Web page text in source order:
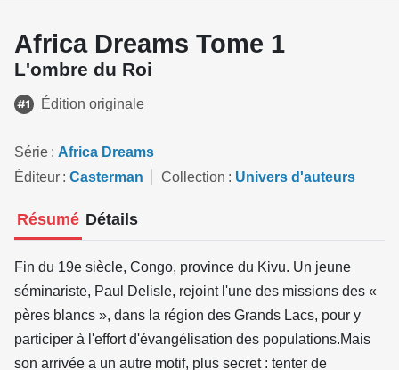
Africa Dreams Tome 1
L'ombre du Roi
Édition originale
Série
Africa Dreams
Éditeur
Casterman Collection Univers d'auteurs
Résumé Détails
Fin du 19e siècle, Congo, province du Kivu. Un jeune
séminariste, Paul Delisle, rejoint l'une des missions des «
pères blancs », dans la région des Grands Lacs, pour y
participer à l'effort d'évangélisation des populations.Mais
son arrivée a un autre motif, plus secret : tenter de